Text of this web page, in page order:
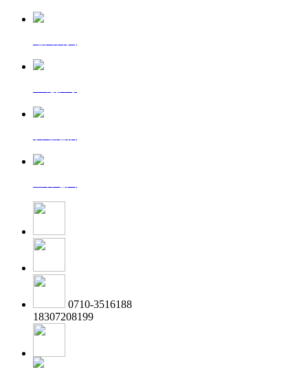
0710-3516188
18307208199